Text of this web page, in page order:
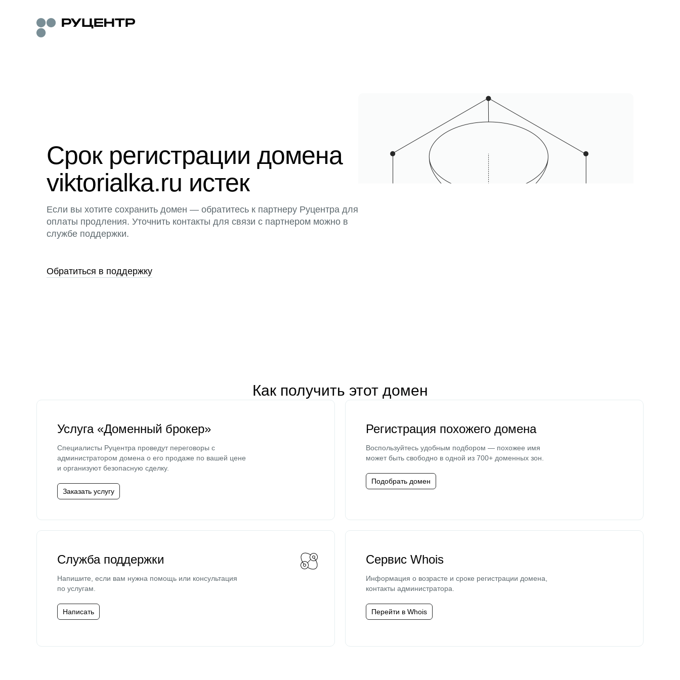
Срок регистрации домена
viktorialka.ru истек
Если вы хотите сохранить домен — обратитесь к партнеру Руцентра для
оплаты продления. Уточнить контакты для связи с партнером можно в
службе поддержки.
Обратиться в поддержку
Как получить этот домен
Услуга «Доменный брокер»
Специалисты Руцентра проведут переговоры с
администратором домена о его продаже по вашей цене
и организуют безопасную сделку.
Заказать услугу
Регистрация похожего домена
Воспользуйтесь удобным подбором — похожее имя
может быть свободно в одной из 700+ доменных зон.
Подобрать домен
Служба поддержки
Напишите, если вам нужна помощь или консультация
по услугам.
Написать
Сервис Whois
Информация о возрасте и сроке регистрации домена,
контакты администратора.
Перейти в Whois